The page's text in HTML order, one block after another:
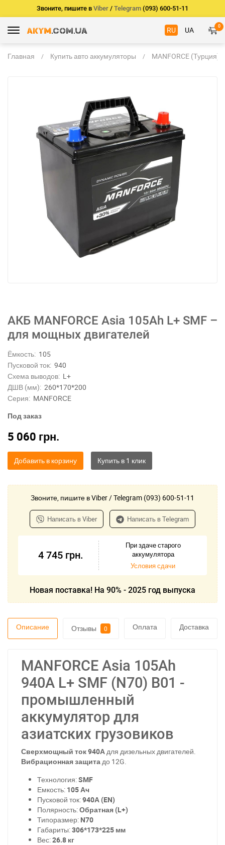
Звоните, пишите в Viber / Telegram (093) 600-51-11
RU UA 0
Главная Купить авто аккумуляторы MANFORCE (Турция)
АКБ MANFORCE Asia 105Ah L+ SMF –
для мощных двигателей
Ёмкость: 105
Пусковой ток: 940
Схема выводов: L+
ДШВ (мм): 260*170*200
Серия: MANFORСE
Под заказ
5 060 грн.
Добавить в корзину
Звоните, пишите в Viber / Telegram (093) 600-51-11
Написать в Viber Написать в Telegram
4 745 грн.
При здаче старого
аккумулятора
Условия сдачи
Новая поставка! На 90% - 2025 год выпуска
Описание Отзывы 0 Оплата Доставка
MANFORCE Asia 105Ah
940A L+ SMF (N70) B01 -
промышленный
аккумулятор для
азиатских грузовиков
Сверхмощный ток 940Адля дизельных двигателей.
Вибрационная защитадо 12G.
Технология:SMF
Емкость: 105 Ач
Пусковой ток:940А (EN)
Полярность:Обратная (L+)
Типоразмер: N70
Габариты:306*173*225 мм
Вес:26.8 кг